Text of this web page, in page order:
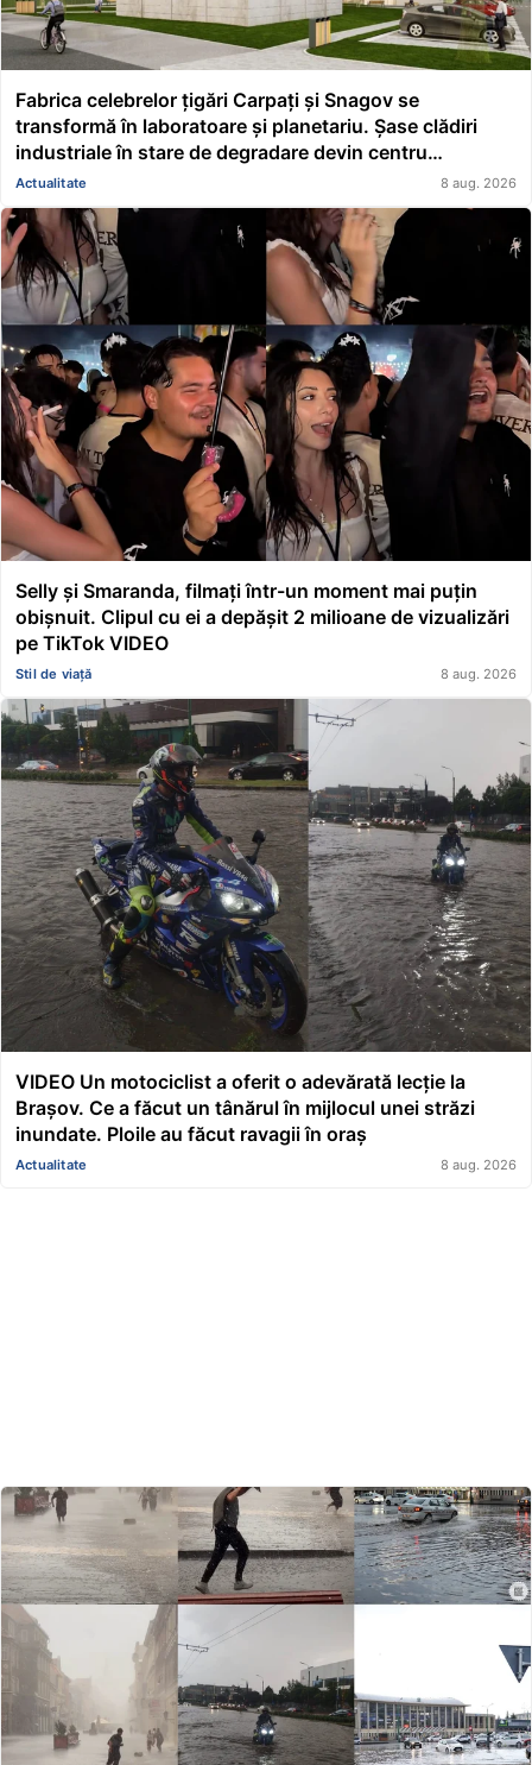
Fabrica celebrelor țigări Carpați și Snagov se
transformă în laboratoare și planetariu. Șase clădiri
industriale în stare de degradare devin centru
educațional și științific
Actualitate 8 aug. 2026
Selly și Smaranda, filmați într-un moment mai puțin
obișnuit. Clipul cu ei a depășit 2 milioane de vizualizări
pe TikTok VIDEO
Stil de viață 8 aug. 2026
VIDEO Un motociclist a oferit o adevărată lecție la
Brașov. Ce a făcut un tânărul în mijlocul unei străzi
inundate. Ploile au făcut ravagii în oraș
Actualitate 8 aug. 2026